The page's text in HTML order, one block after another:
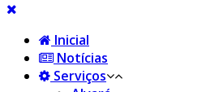
Inicial
Notícias
Serviços